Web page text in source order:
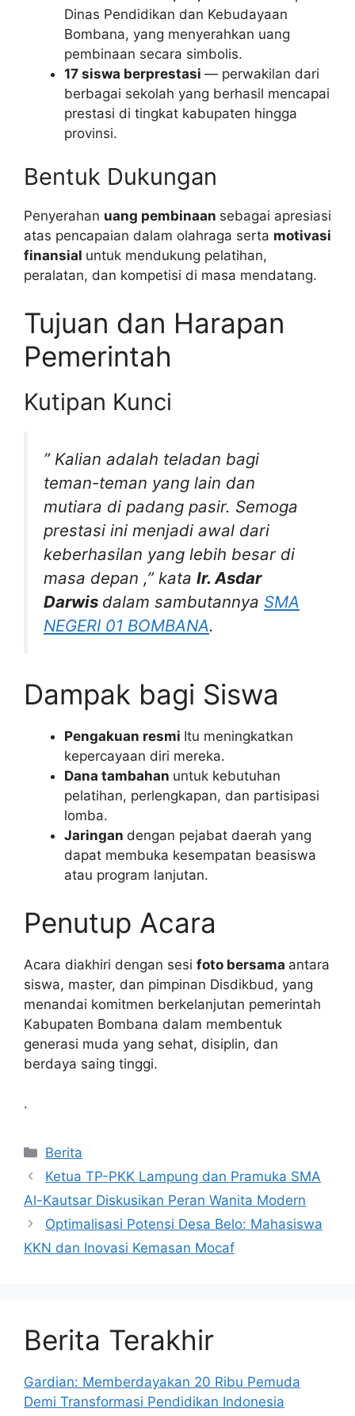
Dinas Pendidikan dan Kebudayaan
Bombana, yang menyerahkan uang
pembinaan secara simbolis.
17 siswa berprestasi — perwakilan dari
berbagai sekolah yang berhasil mencapai
prestasi di tingkat kabupaten hingga
provinsi.
Bentuk Dukungan
Penyerahan uang pembinaan sebagai apresiasi
atas pencapaian dalam olahraga serta motivasi
finansial untuk mendukung pelatihan,
peralatan, dan kompetisi di masa mendatang.
Tujuan dan Harapan
Pemerintah
Kutipan Kunci
” Kalian adalah teladan bagi
teman-teman yang lain dan
mutiara di padang pasir. Semoga
prestasi ini menjadi awal dari
keberhasilan yang lebih besar di
masa depan ,” kata Ir. Asdar
Darwis dalam sambutannya SMA
NEGERI 01 BOMBANA.
Dampak bagi Siswa
Pengakuan resmi Itu meningkatkan
kepercayaan diri mereka.
Dana tambahan untuk kebutuhan
pelatihan, perlengkapan, dan partisipasi
lomba.
Jaringan dengan pejabat daerah yang
dapat membuka kesempatan beasiswa
atau program lanjutan.
Penutup Acara
Acara diakhiri dengan sesi foto bersama antara
siswa, master, dan pimpinan Disdikbud, yang
menandai komitmen berkelanjutan pemerintah
Kabupaten Bombana dalam membentuk
generasi muda yang sehat, disiplin, dan
berdaya saing tinggi.
.
Kategori
Berita
Ketua TP-PKK Lampung dan Pramuka SMA
Al-Kautsar Diskusikan Peran Wanita Modern
Optimalisasi Potensi Desa Belo: Mahasiswa
KKN dan Inovasi Kemasan Mocaf
Berita Terakhir
Gardian: Memberdayakan 20 Ribu Pemuda
Demi Transformasi Pendidikan Indonesia